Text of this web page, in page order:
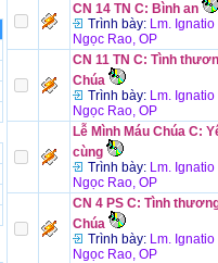
CN 14 TN C: Bình an
Trình bày: Lm.
Ngọc Rao, OP
CN 11 TN C: Tình
Chúa
Trình bày: Lm.
Ngọc Rao, OP
Lễ Mình Máu Chúa C:
cùng
Trình bày: Lm.
Ngọc Rao, OP
CN 4 PS C: Tình
Chúa
Trình bày: Lm.
Ngọc Rao, OP